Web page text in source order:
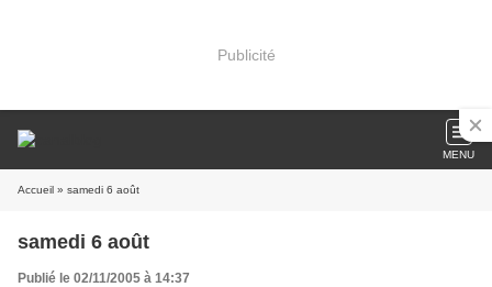
Publicité
MENU
Accueil » samedi 6 août
samedi 6 août
Publié le 02/11/2005 à 14:37